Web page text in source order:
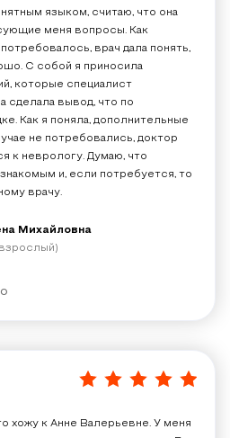
языком, считаю, что она
меня вопросы. Как
врач дала понять,
С собой я приносила
которые специалист
сделала вывод, что по
Как я поняла, дополнительные
не потребовались, доктор
к неврологу. Думаю, что
и, если потребуется, то
врачу.
Михайловна
5/5
хожу к Анне Валерьевне. У меня